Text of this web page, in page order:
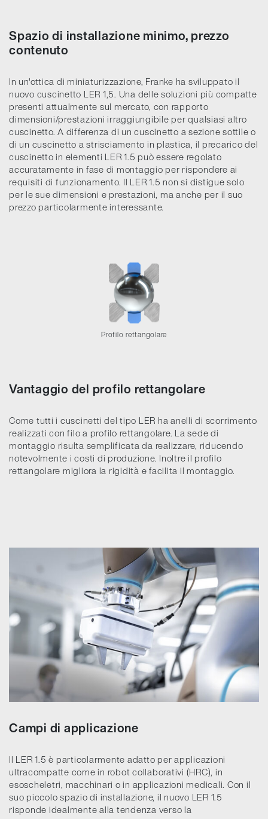
Spazio di installazione minimo, prezzo
contenuto
In un'ottica di miniaturizzazione, Franke ha sviluppato il
nuovo cuscinetto LER 1,5. Una delle soluzioni più compatte
presenti attualmente sul mercato, con rapporto
dimensioni/prestazioni irraggiungibile per qualsiasi altro
cuscinetto. A differenza di un cuscinetto a sezione sottile o
di un cuscinetto a strisciamento in plastica, il precarico del
cuscinetto in elementi LER 1.5 può essere regolato
accuratamente in fase di montaggio per rispondere ai
requisiti di funzionamento. Il LER 1.5 non si distigue solo
per le sue dimensioni e prestazioni, ma anche per il suo
prezzo particolarmente interessante.
Profilo rettangolare
Vantaggio del profilo rettangolare
Come tutti i cuscinetti del tipo LER ha anelli di scorrimento
realizzati con filo a profilo rettangolare. La sede di
montaggio risulta semplificata da realizzare, riducendo
notevolmente i costi di produzione. Inoltre il profilo
rettangolare migliora la rigidità e facilita il montaggio.
Campi di applicazione
Il LER 1.5 è particolarmente adatto per applicazioni
ultracompatte come in robot collaborativi (HRC), in
esoscheletri, macchinari o in applicazioni medicali. Con il
suo piccolo spazio di installazione, il nuovo LER 1.5
risponde idealmente alla tendenza verso la